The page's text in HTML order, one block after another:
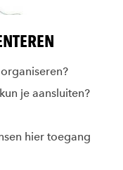
je aansluiten?
hier toegang